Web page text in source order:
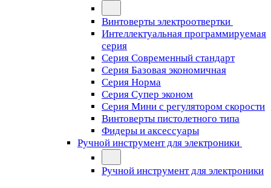
Винтоверты электроотвертки
Интеллектуальная программируемая
серия
Серия Современный стандарт
Серия Базовая экономичная
Серия Норма
Серия Cупер эконом
Серия Мини с регулятором скорости
Винтоверты пистолетного типа
Фидеры и аксессуары
Ручной инструмент для электроники
Ручной инструмент для электроники